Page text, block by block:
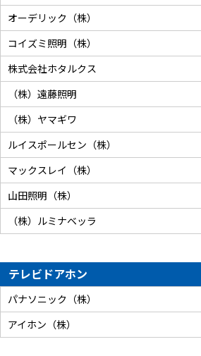
オーデリック（株）
コイズミ照明（株）
株式会社ホタルクス
（株）遠藤照明
（株）ヤマギワ
ルイスポールセン（株）
マックスレイ（株）
山田照明（株）
（株）ルミナベッラ
テレビドアホン
パナソニック（株）
アイホン（株）